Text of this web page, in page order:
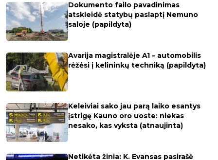
Dokumento failo pavadinimas
atskleidė statybų paslaptį Nemuno
saloje (papildyta)
Avarija magistralėje A1 – automobilis
rėžėsi į kelininkų techniką (papildyta)
Keleiviai sako jau parą laiko esantys
įstrigę Kauno oro uoste: niekas
nesako, kas vyksta (atnaujinta)
Netikėta žinia: K. Evansas pasirašė